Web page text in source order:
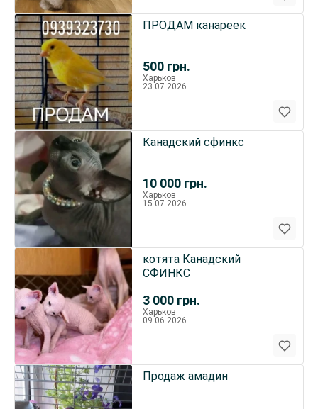
500 грн.
ПРОДАМ канареек
Харьков
23.07.2026
10 000 грн.
Канадский сфинкс
Харьков
15.07.2026
3 000 грн.
котята Канадский
СФИНКС
Харьков
09.06.2026
Продаж амадин